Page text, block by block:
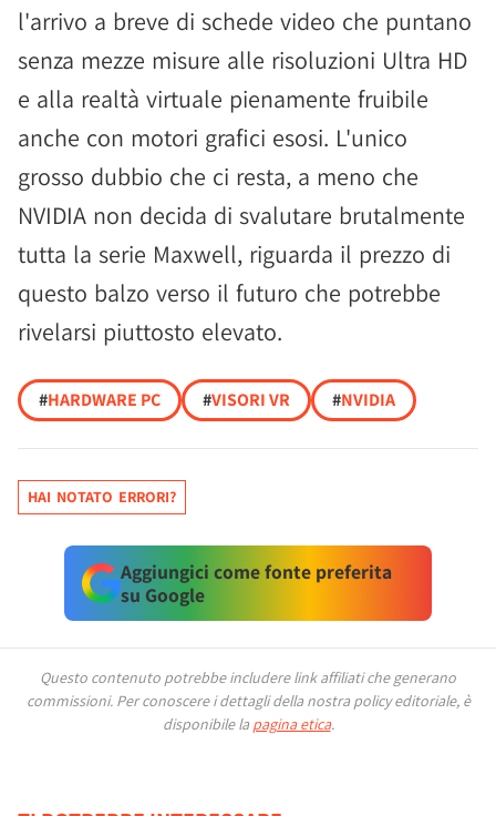
l'arrivo a breve di schede video che puntano
senza mezze misure alle risoluzioni Ultra HD
e alla realtà virtuale pienamente fruibile
anche con motori grafici esosi. L'unico
grosso dubbio che ci resta, a meno che
NVIDIA non decida di svalutare brutalmente
tutta la serie Maxwell, riguarda il prezzo di
questo balzo verso il futuro che potrebbe
rivelarsi piuttosto elevato.
#HARDWARE PC #VISORI VR #NVIDIA
HAI NOTATO ERRORI?
Aggiungici come fonte preferita
su Google
Questo contenuto potrebbe includere link affiliati che generano
commissioni. Per conoscere i dettagli della nostra policy editoriale, è
disponibile la pagina etica.